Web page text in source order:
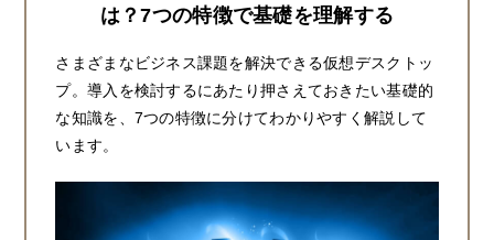
は？7つの特徴で基礎を理解する
さまざまなビジネス課題を解決できる仮想デスクトッ
プ。導入を検討するにあたり押さえておきたい基礎的
な知識を、7つの特徴に分けてわかりやすく解説して
います。